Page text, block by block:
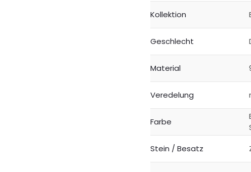
Kollektion
Geschlecht
Material
Veredelung
Farbe
Stein / Besatz